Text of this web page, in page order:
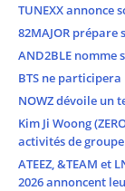
TUNEXX annonce
82MAJOR prépare
AND2BLE nomme
BTS ne
NOWZ dévoile un
Kim Ji Woong
activités de groupe
ATEEZ, &TEAM et
2026 annoncent